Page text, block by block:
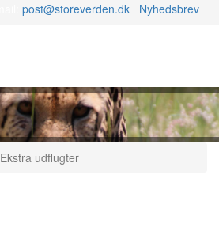
post@storeverden.dk Nyhedsbrev
Ekstra udflugter